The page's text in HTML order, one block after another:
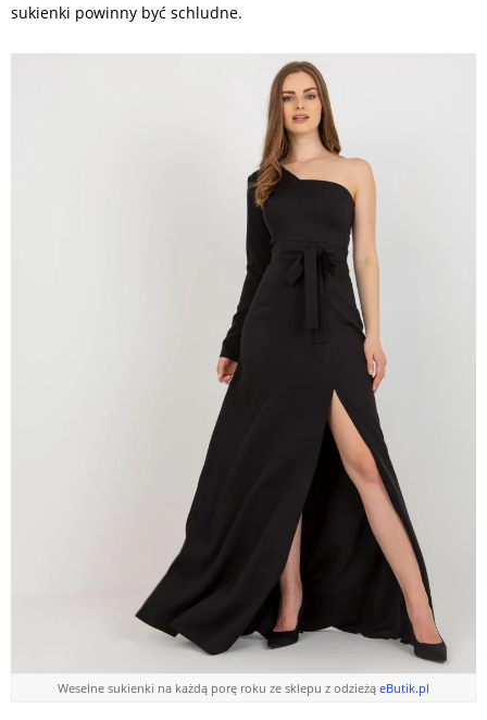
sukienki powinny być schludne.
Weselne sukienki na każdą porę roku ze sklepu z odzieżą eButik.pl